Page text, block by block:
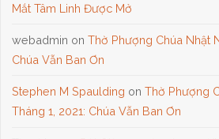
Mắt Tâm Linh Được Mở
webadmin onThờ Phượng Chúa Nhật
Chúa Vẫn Ban Ơn
Stephen M Spaulding onThờ Phượng
Tháng 1, 2021: Chúa Vẫn Ban Ơn